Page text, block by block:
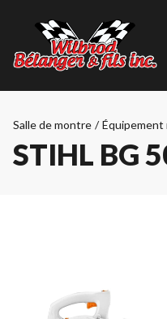
Salle de montre / Équipement
STIHL BG